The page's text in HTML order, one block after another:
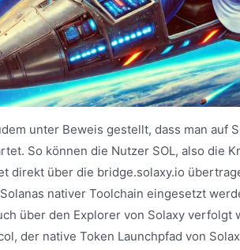
unter Beweis gestellt, dass man auf
So können die Nutzer SOL, also die
direkt über die bridge.solaxy.io
nativer Toolchain eingesetzt
über den Explorer von Solaxy verfolgt
der native Token Launchpfad von